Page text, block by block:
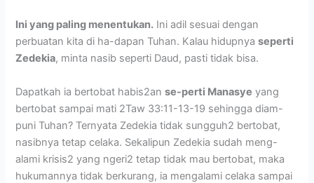
Ini yang paling menentukan. Ini adil sesuai dengan
perbuatan kita di ha-dapan Tuhan. Kalau hidupnyaseperti
Zedekia, minta nasib seperti Daud, pasti tidak bisa.
Dapatkah ia bertobat habis2anse-perti Manasye yang
bertobat sampai mati 2Taw 33:11-13-19 sehingga diam-
puni Tuhan? Ternyata Zedekia tidak sungguh2 bertobat,
nasibnya tetap celaka. Sekalipun Zedekia sudah meng-
alami krisis2 yang ngeri2 tetap tidak mau bertobat, maka
hukumannya tidak berkurang, ia mengalami celaka sampai